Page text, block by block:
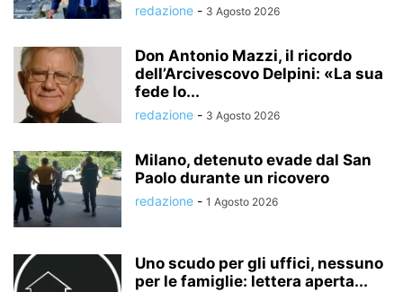
redazione - 3 Agosto 2026
Don Antonio Mazzi, il ricordo
dell’Arcivescovo Delpini: «La sua
fede lo...
redazione - 3 Agosto 2026
Milano, detenuto evade dal San
Paolo durante un ricovero
redazione - 1 Agosto 2026
Uno scudo per gli uffici, nessuno
per le famiglie: lettera aperta...